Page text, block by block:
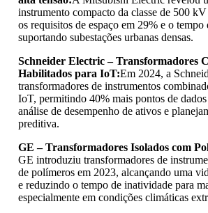
instrumento compacto da classe de 500
os requisitos de espaço em 29% e o tempo
suportando subestações urbanas densas.
Schneider Electric – Transformadores
Habilitados para IoT:Em 2024, a
transformadores de instrumentos
IoT, permitindo 40% mais pontos de
análise de desempenho de ativos e
preditiva.
GE – Transformadores Isolados com
GE introduziu transformadores de
de polímeros em 2023, alcançando uma
e reduzindo o tempo de inatividade para
especialmente em condições climáticas